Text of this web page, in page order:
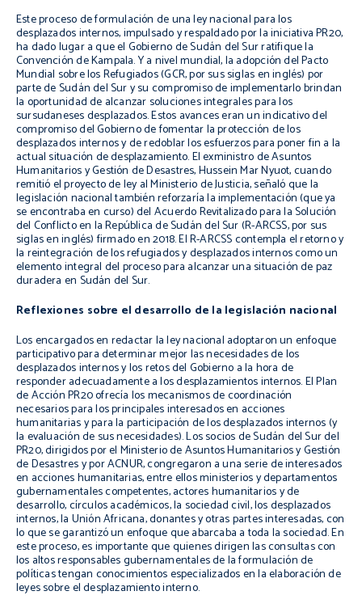
Este proceso de formulación de una ley nacional para los
desplazados internos, impulsado y respaldado por la iniciativa PR20,
ha dado lugar a que el Gobierno de Sudán del Sur ratifique la
Convención de Kampala. Y a nivel mundial, la adopción del Pacto
Mundial sobre los Refugiados (GCR, por sus siglas en inglés) por
parte de Sudán del Sur y su compromiso de implementarlo brindan
la oportunidad de alcanzar soluciones integrales para los
sursudaneses desplazados. Estos avances eran un indicativo del
compromiso del Gobierno de fomentar la protección de los
desplazados internos y de redoblar los esfuerzos para poner fin a la
actual situación de desplazamiento. El exministro de Asuntos
Humanitarios y Gestión de Desastres, Hussein Mar Nyuot, cuando
remitió el proyecto de ley al Ministerio de Justicia, señaló que la
legislación nacional también reforzaría la implementación (que ya
se encontraba en curso) del Acuerdo Revitalizado para la Solución
del Conflicto en la República de Sudán del Sur (R-ARCSS, por sus
siglas en inglés) firmado en 2018. El R-ARCSS contempla el retorno y
la reintegración de los refugiados y desplazados internos como un
elemento integral del proceso para alcanzar una situación de paz
duradera en Sudán del Sur.
Reflexiones sobre el desarrollo de la legislación nacional
Los encargados en redactar la ley nacional adoptaron un enfoque
participativo para determinar mejor las necesidades de los
desplazados internos y los retos del Gobierno a la hora de
responder adecuadamente a los desplazamientos internos. El Plan
de Acción PR20 ofrecía los mecanismos de coordinación
necesarios para los principales interesados en acciones
humanitarias y para la participación de los desplazados internos (y
la evaluación de sus necesidades). Los socios de Sudán del Sur del
PR20, dirigidos por el Ministerio de Asuntos Humanitarios y Gestión
de Desastres y por ACNUR, congregaron a una serie de interesados
en acciones humanitarias, entre ellos ministerios y departamentos
gubernamentales competentes, actores humanitarios y de
desarrollo, círculos académicos, la sociedad civil, los desplazados
internos, la Unión Africana, donantes y otras partes interesadas, con
lo que se garantizó un enfoque que abarcaba a toda la sociedad. En
este proceso, es importante que quienes dirigen las consultas con
los altos responsables gubernamentales de la formulación de
políticas tengan conocimientos especializados en la elaboración de
leyes sobre el desplazamiento interno.